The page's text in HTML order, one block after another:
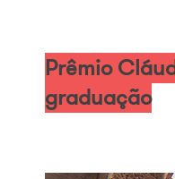
Prêmio
graduação